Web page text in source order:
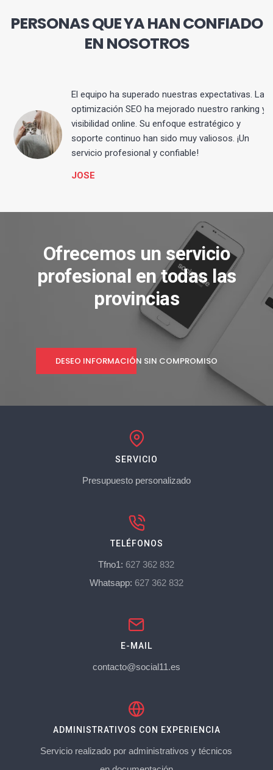
PERSONAS QUE YA HAN CONFIADO
EN NOSOTROS
El equipo ha superado nuestras expectativas. La
optimización SEO ha mejorado nuestro ranking y
visibilidad online. Su enfoque estratégico y
soporte continuo han sido muy valiosos. ¡Un
servicio profesional y confiable!
JOSE
Ofrecemos un servicio
profesional en todas las
provincias
DESEO INFORMACIÓN SIN COMPROMISO
SERVICIO
Presupuesto personalizado
TELÉFONOS
Tfno1: 627 362 832
Whatsapp: 627 362 832
E-MAIL
contacto@social11.es
ADMINISTRATIVOS CON EXPERIENCIA
Servicio realizado por administrativos y técnicos